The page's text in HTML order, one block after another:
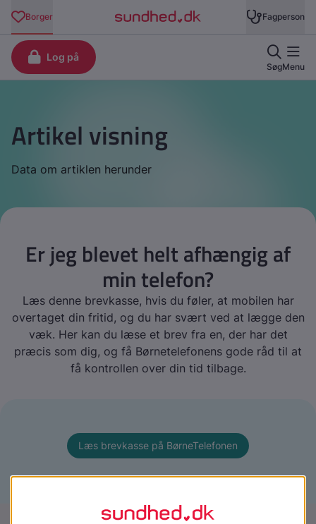
Artikel visning
Data om artiklen herunder
Er jeg blevet helt afhængig af
min telefon?
Læs denne brevkasse, hvis du føler, at mobilen har
overtaget din fritid, og du har svært ved at lægge den
væk. Her kan du læse et brev fra en, der har det
præcis som dig, og få Børnetelefonens gode råd til at
få kontrollen over din tid tilbage.
Læs brevkasse på BørneTelefonen